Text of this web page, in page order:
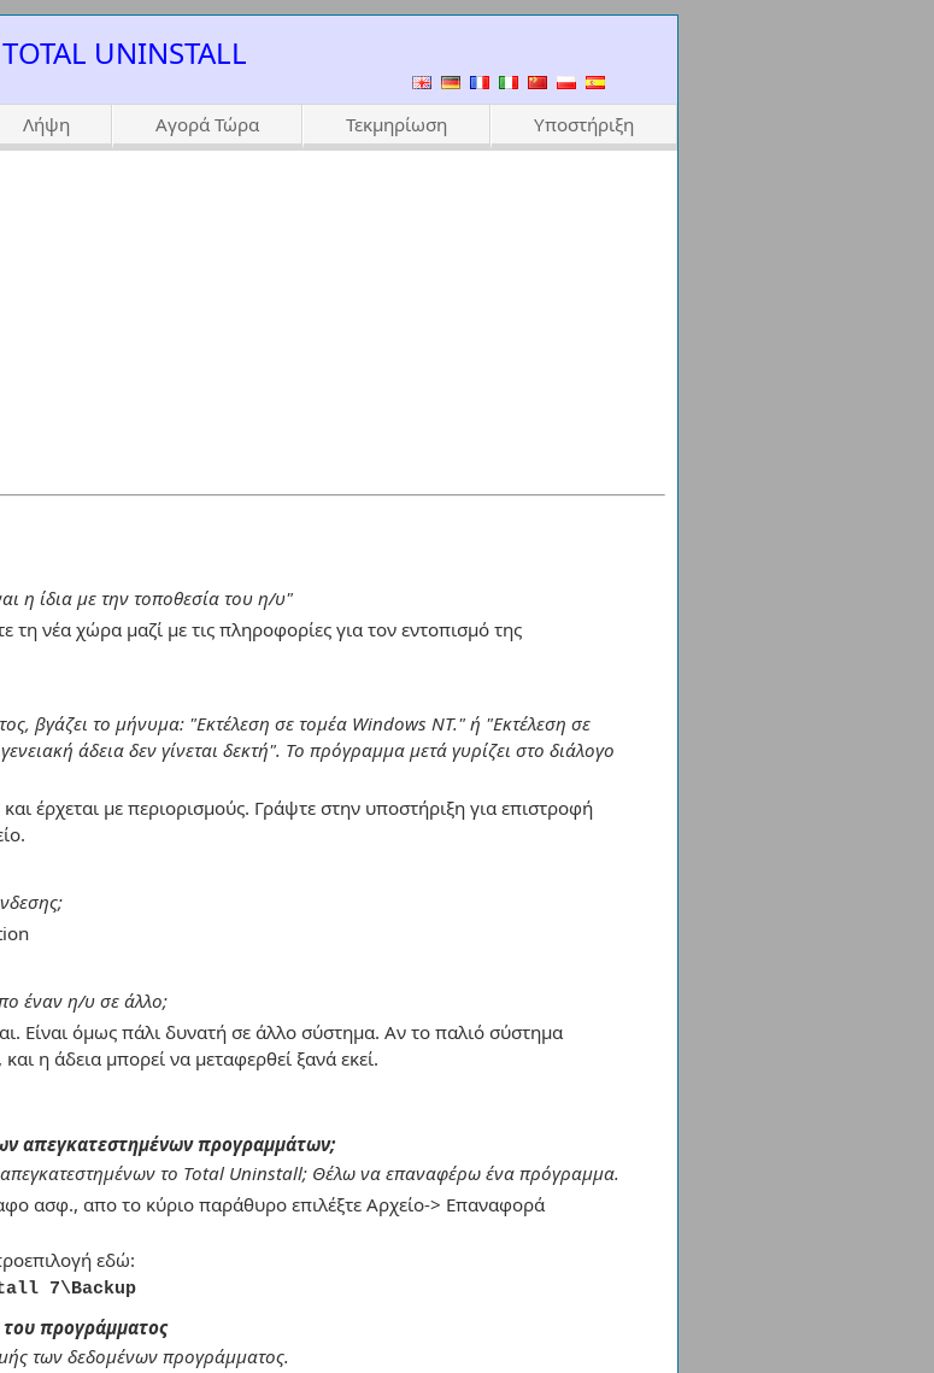
TOTAL UNINSTALL
Λήψη Αγορά Τώρα Τεκμηρίωση Υποστήριξη
η ίδια με την τοποθεσία του η/υ"
νέα χώρα μαζί με τις πληροφορίες για τον εντοπισμό της
βγάζει το μήνυμα: "Εκτέλεση σε τομέα Windows NT." ή "Εκτέλεση σε
άδεια δεν γίνεται δεκτή". Το πρόγραμμα μετά γυρίζει στο διάλογο
έρχεται με περιορισμούς. Γράψτε στην υποστήριξη για επιστροφή
έναν η/υ σε άλλο;
Είναι όμως πάλι δυνατή σε άλλο σύστημα. Αν το παλιό σύστημα
η άδεια μπορεί να μεταφερθεί ξανά εκεί.
απεγκατεστημένων προγραμμάτων;
το Total Uninstall; Θέλω να επαναφέρω ένα πρόγραμμα.
ασφ., απο το κύριο παράθυρο επιλέξτε Αρχείο-> Επαναφορά
εδώ:
7\Backup
προγράμματος
των δεδομένων προγράμματος.